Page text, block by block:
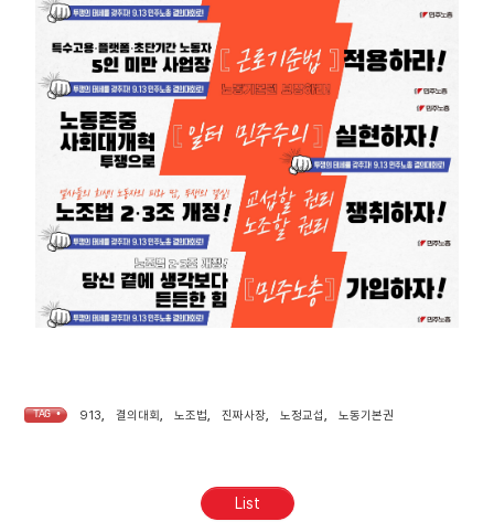
TAG • 913, 결의대회, 노조법, 진짜사장, 노정교섭, 노동기본권
List